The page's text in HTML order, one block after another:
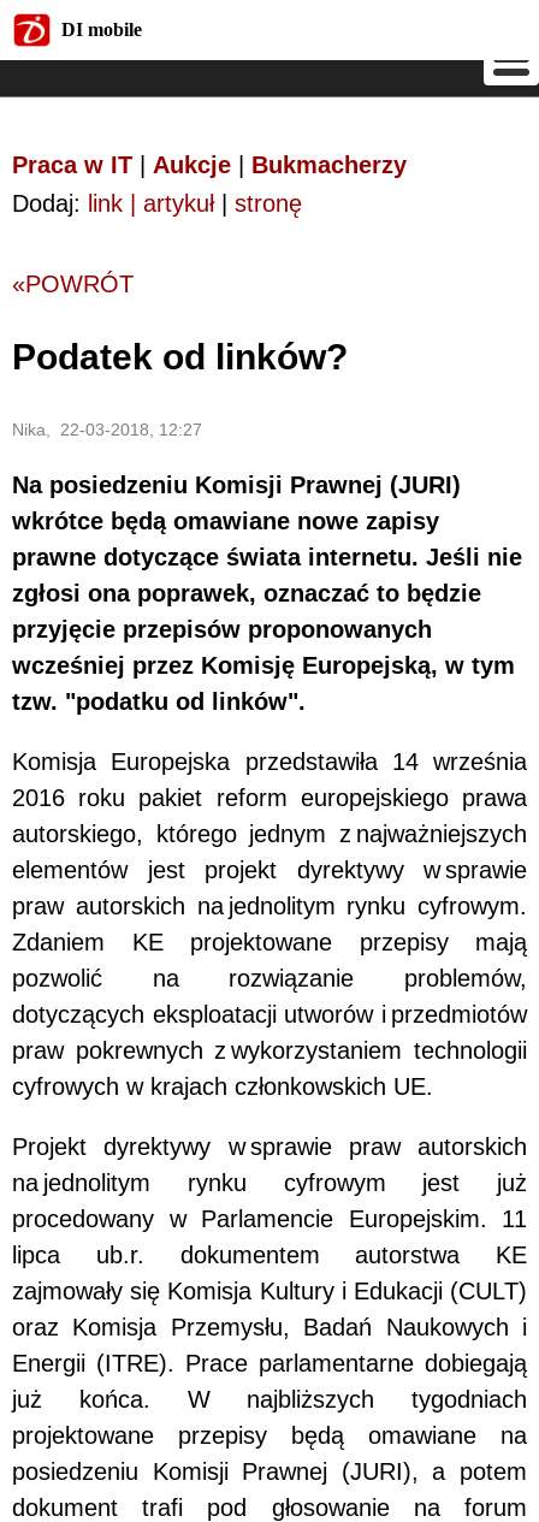
DI mobile
Praca w IT Aukcje
Bukmacherzy
Dodaj: link | artykuł| stronę
«POWRÓT
Podatek od linków?
Nika, 22-03-2018, 12:27
Na posiedzeniu Komisji Prawnej (JURI)
wkrótce będą omawiane nowe zapisy
prawne dotyczące świata internetu. Jeśli nie
zgłosi ona poprawek, oznaczać to będzie
przyjęcie przepisów proponowanych
wcześniej przez Komisję Europejską, w tym
tzw. "podatku od linków".
Komisja Europejska przedstawiła 14 września
2016 roku pakiet reform europejskiego prawa
autorskiego, którego jednym z najważniejszych
elementów jest projekt dyrektywy w sprawie
praw autorskich na jednolitym rynku cyfrowym.
Zdaniem KE projektowane przepisy mają
pozwolić na rozwiązanie problemów,
dotyczących eksploatacji utworów i przedmiotów
praw pokrewnych z wykorzystaniem technologii
cyfrowych w krajach członkowskich UE.
Projekt dyrektywy w sprawie praw autorskich
na jednolitym rynku cyfrowym jest już
procedowany w Parlamencie Europejskim. 11
lipca ub.r. dokumentem autorstwa KE
zajmowały się Komisja Kultury i Edukacji (CULT)
oraz Komisja Przemysłu, Badań Naukowych i
Energii (ITRE). Prace parlamentarne dobiegają
już końca. W najbliższych tygodniach
projektowane przepisy będą omawiane na
posiedzeniu Komisji Prawnej (JURI), a potem
dokument trafi pod głosowanie na forum
DI mobile